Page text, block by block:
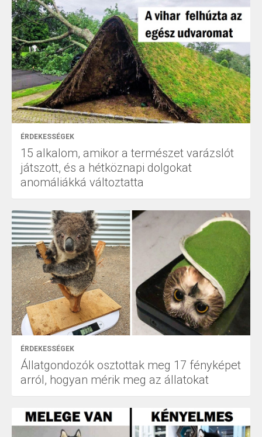
ÉRDEKESSÉGEK
15 alkalom, amikor a természet varázslót
játszott, és a hétköznapi dolgokat
anomáliákká változtatta
ÉRDEKESSÉGEK
Állatgondozók osztottak meg 17 fényképet
arról, hogyan mérik meg az állatokat